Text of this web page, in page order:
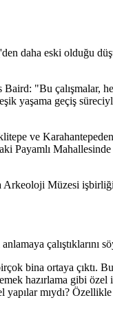
'den daha eski olduğu
"Bu çalışmalar,
yaşama geçiş
ve
Payamlı
Arkeoloji Müzesi
çalıştıklarını
bina ortaya çıktı.
hazırlama gibi
mıydı?